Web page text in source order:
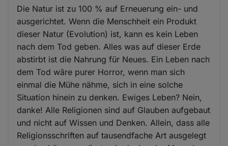
Die Natur ist zu 100 % auf Erneuerung ein- und
ausgerichtet. Wenn die Menschheit ein Produkt
dieser Natur (Evolution) ist, kann es kein Leben
nach dem Tod geben. Alles was auf dieser Erde
abstirbt ist die Nahrung für Neues. Ein Leben nach
dem Tod wäre purer Horror, wenn man sich
einmal die Mühe nähme, sich in eine solche
Situation hinein zu denken. Ewiges Leben? Nein,
danke! Alle Religionen sind auf Glauben aufgebaut
und nicht auf Wissen und Denken. Allein, dass alle
Religionsschriften auf tausendfache Art ausgelegt